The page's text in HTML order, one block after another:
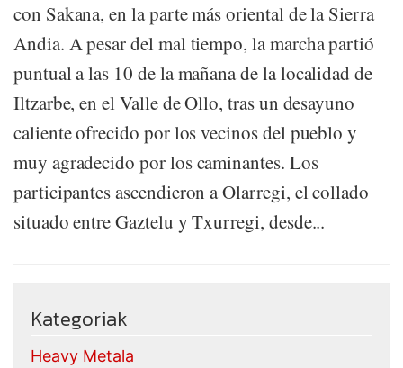
con Sakana, en la parte más oriental de la Sierra
Andia. A pesar del mal tiempo, la marcha partió
puntual a las 10 de la mañana de la localidad de
Iltzarbe, en el Valle de Ollo, tras un desayuno
caliente ofrecido por los vecinos del pueblo y
muy agradecido por los caminantes. Los
participantes ascendieron a Olarregi, el collado
situado entre Gaztelu y Txurregi, desde...
Kategoriak
Heavy Metala